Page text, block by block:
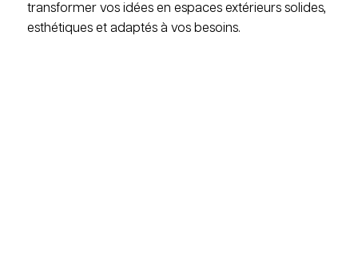
transformer vos idées en espaces extérieurs solides,
esthétiques et adaptés à vos besoins.